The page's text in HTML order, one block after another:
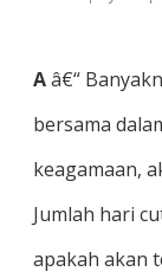
Aâ€“
bersama
keagamaan,
Jumlah hari
apakah akan